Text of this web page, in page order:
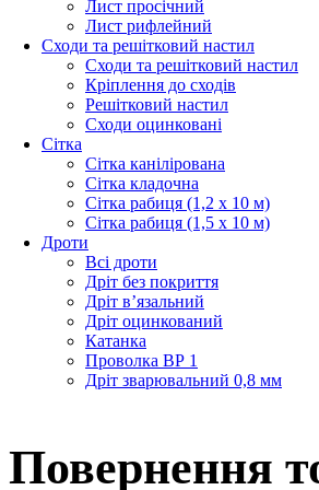
Лист просічний
Лист рифлейний
Сходи та решітковий настил
Сходи та решітковий настил
Кріплення до сходів
Решітковий настил
Сходи оцинковані
Сітка
Сітка канілірована
Сітка кладочна
Сітка рабиця (1,2 x 10 м)
Сітка рабиця (1,5 x 10 м)
Дроти
Всі дроти
Дріт без покриття
Дріт в’язальний
Дріт оцинкований
Катанка
Проволка ВР 1
Дріт зварювальний 0,8 мм
Повернення